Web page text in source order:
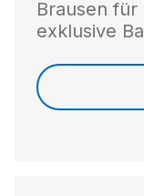
Brausen für
exklusive